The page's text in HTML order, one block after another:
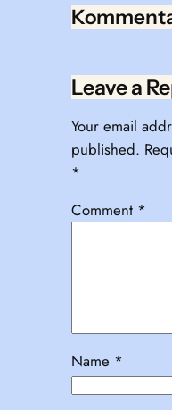
Leave a
Your email
published.
*
Comment *
Name *